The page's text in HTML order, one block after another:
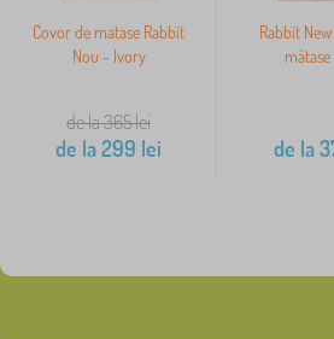
Covor de matase Rabbit
Nou - Ivory
de la 365lei
de la299 lei
Rabbit
de la